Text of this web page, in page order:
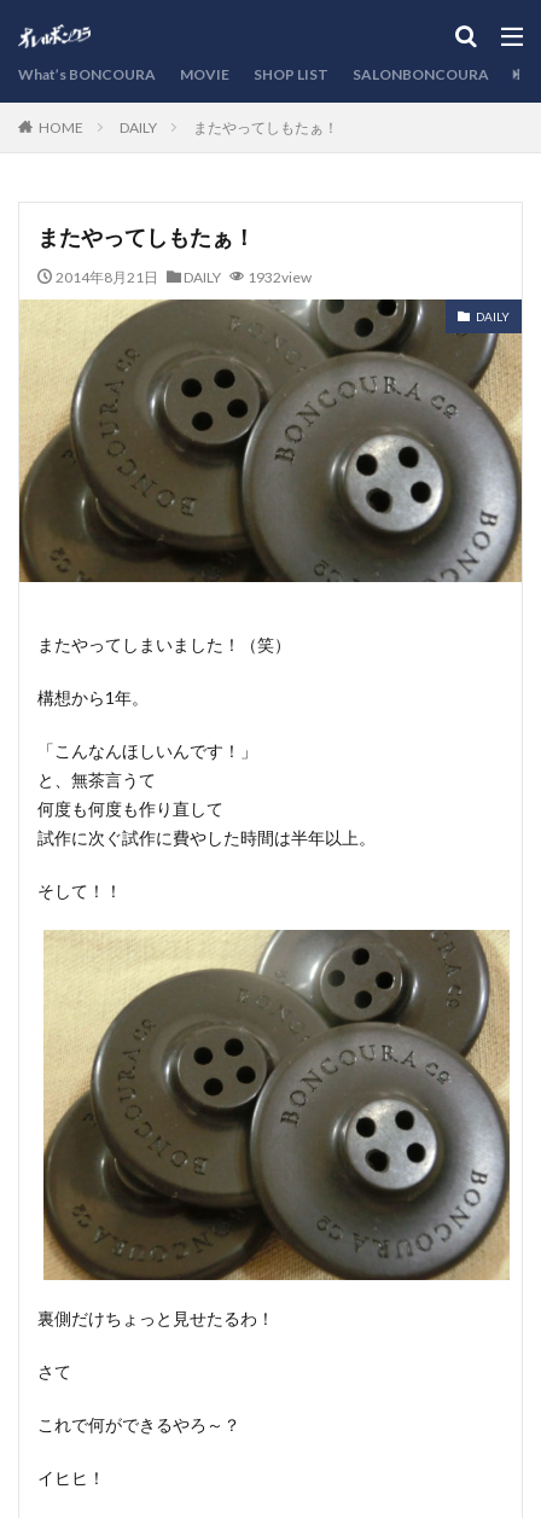
What’s BONCOURA MOVIE SHOP LIST SALONBONCOURA
HOME DAILY またやってしもたぁ！
またやってしもたぁ！
2014年8月21日 DAILY 1932view
DAILY
またやってしまいました！（笑）
構想から1年。
「こんなんほしいんです！」
と、無茶言うて
何度も何度も作り直して
試作に次ぐ試作に費やした時間は半年以上。
そして！！
裏側だけちょっと見せたるわ！
さて
これで何ができるやろ～？
イヒヒ！
カテゴリー
検索